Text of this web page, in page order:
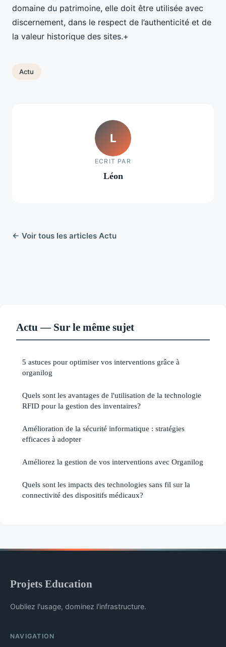
domaine du patrimoine, elle doit être utilisée avec
discernement, dans le respect de l’authenticité et de
la valeur historique des sites.+
Actu
L
ECRIT PAR
Léon
← Voir tous les articles Actu
Actu — Sur le même sujet
5 astuces pour optimiser vos interventions grâce à
organilog
Quels sont les avantages de l'utilisation de la technologie
RFID pour la gestion des inventaires?
Amélioration de la sécurité informatique : stratégies
efficaces à adopter
Améliorez la gestion de vos interventions avec Organilog
Quels sont les impacts des technologies sans fil sur la
connectivité des dispositifs médicaux?
Projets Education
Oubliez l'usage, dominez l'infrastructure.
NAVIGATION